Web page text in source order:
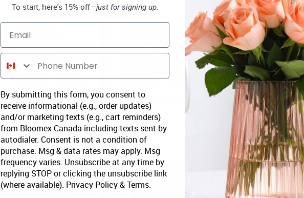
16,99 $ 10,99 $
Ours en peluche et carte
spéciale
14,99 $
Carte de fête des Mères
5,99 $
Vin Rouge Truffes-Carte
32,99 $
To start, here's 15% off—just for signing up.
Email
Phone Number
By submitting this form, you consent to
receive informational (e.g., order updates)
and/or marketing texts (e.g., cart reminders)
from Bloomex Canada including texts sent by
autodialer. Consent is not a condition of
purchase. Msg & data rates may apply. Msg
frequency varies. Unsubscribe at any time by
replying STOP or clicking the unsubscribe link
(where available). Privacy Policy&Terms.